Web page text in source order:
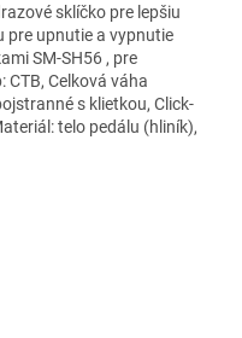
sklíčko pre lepšiu
upnutie a vypnutie
SM-SH56 , pre
Celková váha
s klietkou, Click-
telo pedálu (hliník),